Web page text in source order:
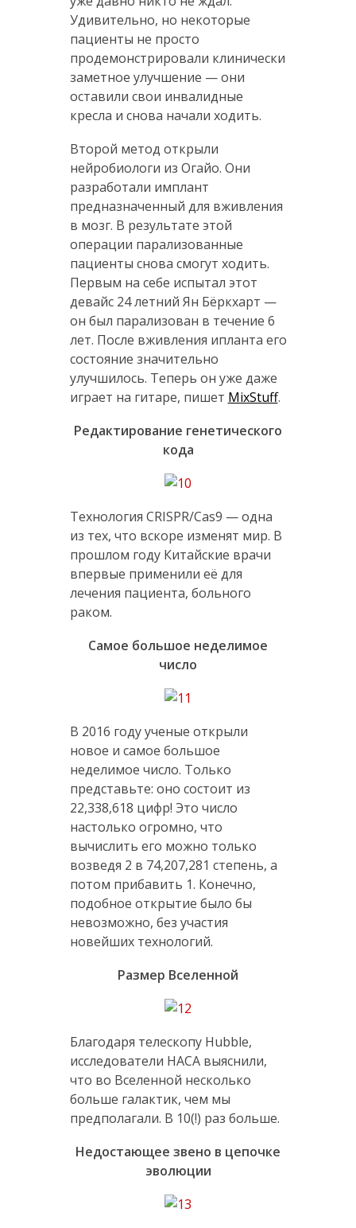
Удивительно, но некоторые
пациенты не просто
продемонстрировали клинически
заметное улучшение — они
оставили свои инвалидные
кресла и снова начали ходить.
Второй метод открыли
нейробиологи из Огайо. Они
разработали имплант
предназначенный для вживления
в мозг. В результате этой
операции парализованные
пациенты снова смогут ходить.
Первым на себе испытал этот
девайс 24 летний Ян Бёркхарт —
он был парализован в течение 6
лет. После вживления ипланта его
состояние значительно
улучшилось. Теперь он уже даже
играет на гитаре, пишет MixStuff.
Редактирование генетического
кода
Технология CRISPR/Cas9 — одна
из тех, что вскоре изменят мир. В
прошлом году Китайские врачи
впервые применили её для
лечения пациента, больного
раком.
Самое большое неделимое
число
В 2016 году ученые открыли
новое и самое большое
неделимое число. Только
представьте: оно состоит из
22,338,618 цифр! Это число
настолько огромно, что
вычислить его можно только
возведя 2 в 74,207,281 степень, а
потом прибавить 1. Конечно,
подобное открытие было бы
невозможно, без участия
новейших технологий.
Размер Вселенной
Благодаря телескопу Hubble,
исследователи НАСА выяснили,
что во Вселенной несколько
больше галактик, чем мы
предполагали. В 10(!) раз больше.
Недостающее звено в цепочке
эволюции